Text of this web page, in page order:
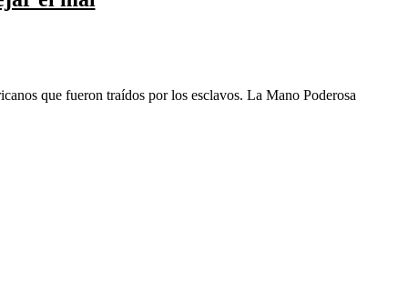
que fueron traídos por los esclavos. La Mano Poderosa